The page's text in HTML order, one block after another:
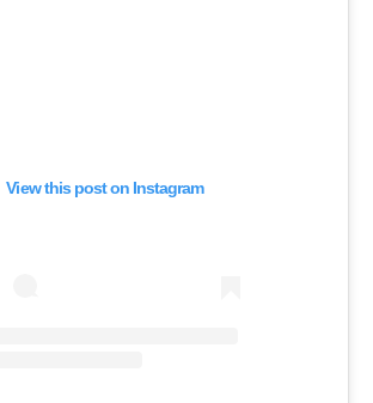
View this post on Instagram